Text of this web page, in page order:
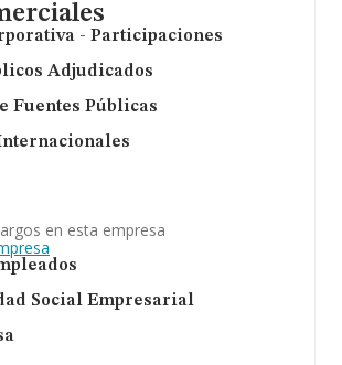
- Participaciones
Adjudicados
Fuentes Públicas
en esta empresa
Social Empresarial